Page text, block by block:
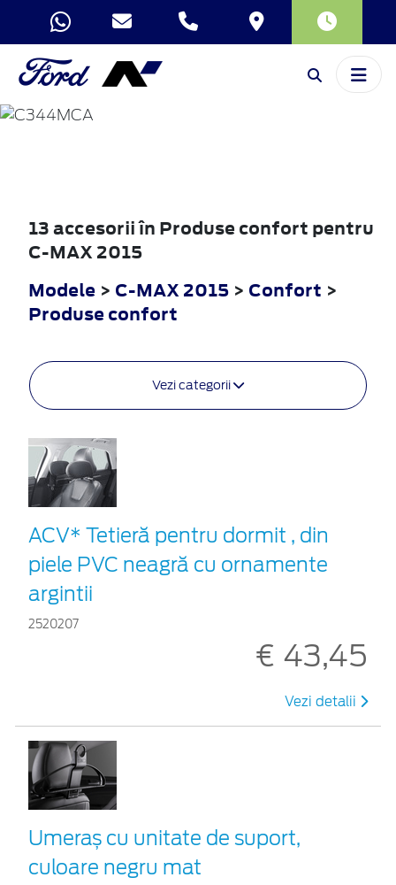
C-MAX
13 accesorii în Produse confort pentru
C-MAX 2015
Modele > C-MAX 2015 > Confort >
Produse confort
Vezi categorii
ACV* Tetieră pentru dormit , din
piele PVC neagră cu ornamente
argintii
2520207
€ 43,45
Vezi detalii
Umeraș cu unitate de suport,
culoare negru mat